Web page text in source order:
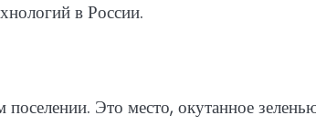
в России.
Это место, окутанное